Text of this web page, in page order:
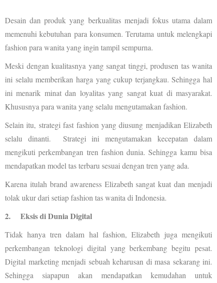
Desain dan produk yang berkualitas menjadi fokus utama dalam
memenuhi kebutuhan para konsumen. Terutama untuk melengkapi
fashion para wanita yang ingin tampil sempurna.
Meski dengan kualitasnya yang sangat tinggi, produsen tas wanita
ini selalu memberikan harga yang cukup terjangkau. Sehingga hal
ini menarik minat dan loyalitas yang sangat kuat di masyarakat.
Khususnya para wanita yang selalu mengutamakan fashion.
Selain itu, strategi fast fashion yang diusung menjadikan Elizabeth
selalu dinanti. Strategi ini mengutamakan kecepatan dalam
mengikuti perkembangan tren fashion dunia. Sehingga kamu bisa
mendapatkan model tas terbaru sesuai dengan tren yang ada.
Karena itulah brand awareness Elizabeth sangat kuat dan menjadi
tolak ukur dari setiap fashion tas wanita di Indonesia.
2. Eksis di Dunia Digital
Tidak hanya tren dalam hal fashion, Elizabeth juga mengikuti
perkembangan teknologi digital yang berkembang begitu pesat.
Digital marketing menjadi sebuah keharusan di masa sekarang ini.
Sehingga siapapun akan mendapatkan kemudahan untuk